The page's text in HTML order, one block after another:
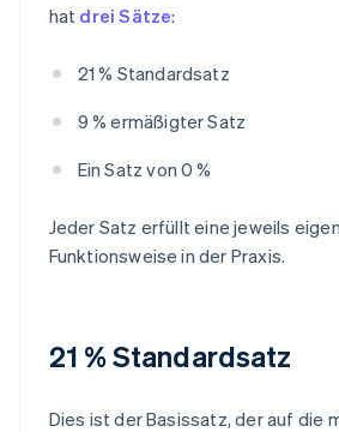
hat drei Sätze:
21 % Standardsatz
9 % ermäßigter Satz
Ein Satz von 0 %
Jeder Satz erfüllt eine jeweils
Funktionsweise in der Praxis.
21 % Standardsatz
Dies ist der Basissatz, der auf die